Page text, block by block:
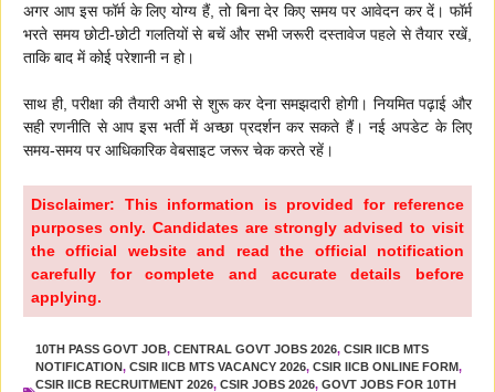
अगर आप इस फॉर्म के लिए योग्य हैं, तो बिना देर किए समय पर आवेदन कर दें। फॉर्म
भरते समय छोटी-छोटी गलतियों से बचें और सभी जरूरी दस्तावेज पहले से तैयार रखें,
ताकि बाद में कोई परेशानी न हो।
साथ ही, परीक्षा की तैयारी अभी से शुरू कर देना समझदारी होगी। नियमित पढ़ाई और
सही रणनीति से आप इस भर्ती में अच्छा प्रदर्शन कर सकते हैं। नई अपडेट के लिए
समय-समय पर आधिकारिक वेबसाइट जरूर चेक करते रहें।
Disclaimer: This information is provided for reference
purposes only. Candidates are strongly advised to visit
the official website and read the official notification
carefully for complete and accurate details before
applying.
10TH PASS GOVT JOB, CENTRAL GOVT JOBS 2026, CSIR IICB MTS
NOTIFICATION, CSIR IICB MTS VACANCY 2026, CSIR IICB ONLINE FORM,
CSIR IICB RECRUITMENT 2026, CSIR JOBS 2026, GOVT JOBS FOR 10TH